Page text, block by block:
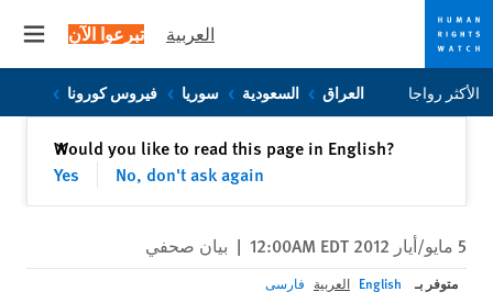
Skip
to
Skip
to
العربية تبرعوا الآن
الأكثر رواجا العراق السعودية سوريا فيروس كورونا
Would you like to read this page in English?
Yes
No, don't ask again
✕إغلاق
5 مايو/أيار 2012 12:00AM EDT | بيان صحفي
متوفر بـ English العربية فارسی